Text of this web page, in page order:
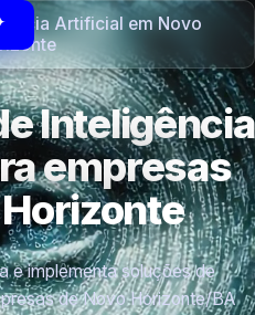
Artificial em Novo
Inteligência
empresas
e implementa soluções de
de Novo Horizonte/BA